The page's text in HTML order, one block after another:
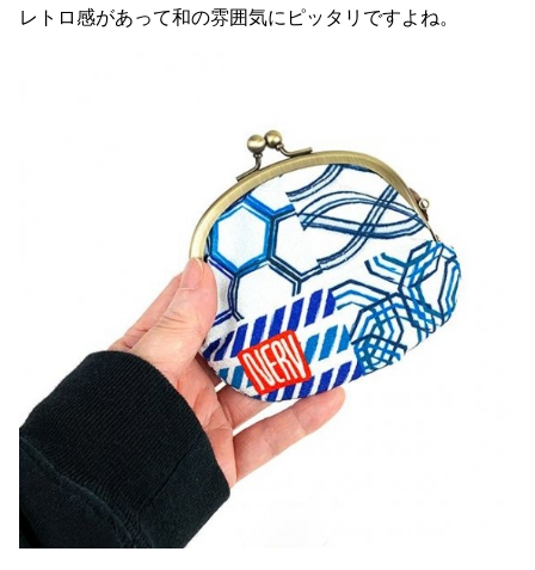
レトロ感があって和の雰囲気にピッタリですよね。